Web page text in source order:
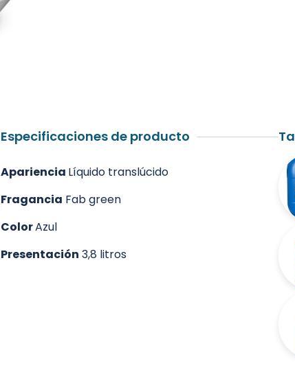
Especificaciones de producto
Apariencia Líquido translúcido
Fragancia Fab green
ColorAzul
Presentación 3,8 litros